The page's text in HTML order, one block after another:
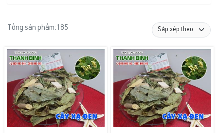
Tổng sản phẩm: 185